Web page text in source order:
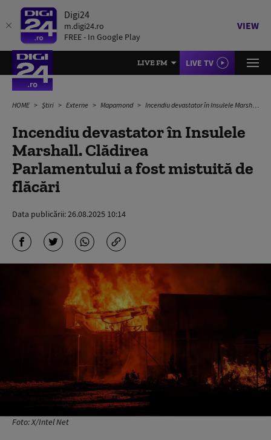
Digi24
m.digi24.ro
FREE - In Google Play
VIEW
LIVE FM LIVE TV
HOME Știri Externe Mapamond Incendiu devastator în Insulele Marshall. Clădirea Parlamentului a fost mistuită de flăcări
Incendiu devastator în Insulele
Marshall. Clădirea
Parlamentului a fost mistuită de
flăcări
Data publicării:26.08.2025 10:14
Foto: X/Intel Net